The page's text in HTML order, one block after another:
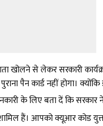
खोलने से लेकर सरकारी
पैन कार्ड नहीं होगा।
के लिए बता दें कि सरकार
हैं। आपको क्यूआर कोड युक्त